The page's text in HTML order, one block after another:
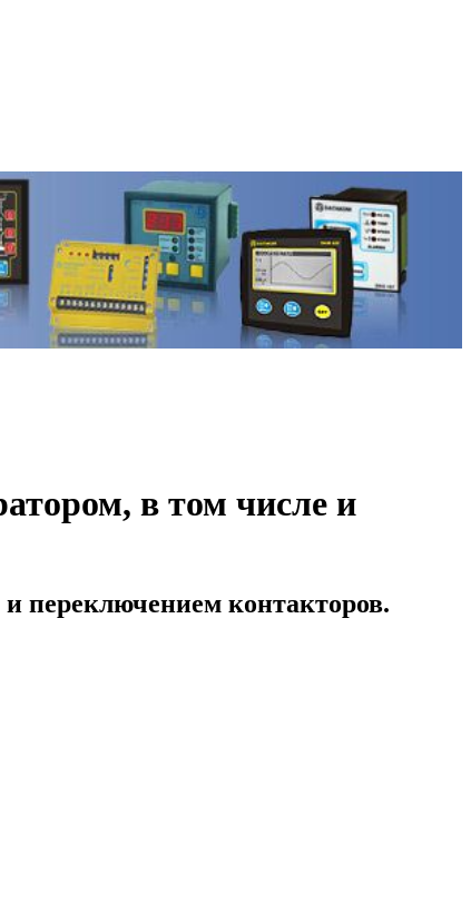
в том числе и
переключением контакторов.